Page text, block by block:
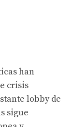
han
crisis
lobby de
sigue